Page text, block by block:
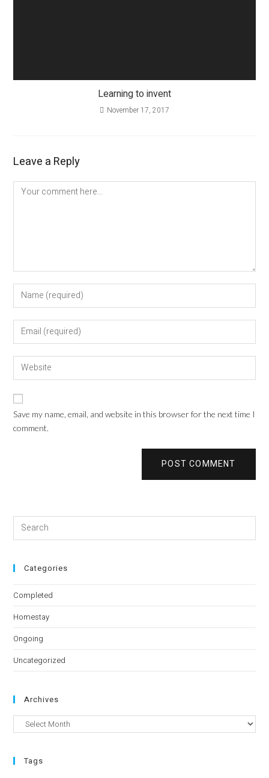
Learning to invent
November 17, 2017
Leave a Reply
Save my name, email, and website in this browser for the next time I
comment.
Categories
Completed
Homestay
Ongoing
Uncategorized
Archives
Tags